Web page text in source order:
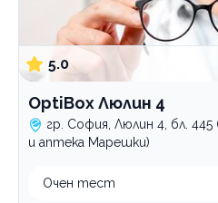
5.0
OptiBox Люлин 4
гр. София, Люлин 4, бл.
и аптека Марешки)
Очен тест